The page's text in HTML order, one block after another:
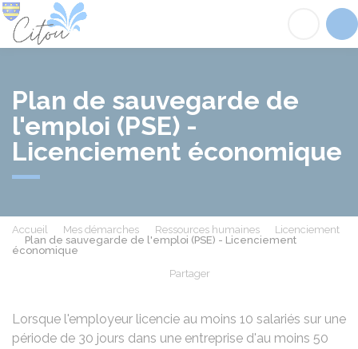
Plan de sauvegarde de
l'emploi (PSE) -
Licenciement économique
Accueil Mes démarches Ressources humaines
Licenciement
Plan de sauvegarde de l'emploi (PSE) - Licenciement
économique
Partager
Lorsque l'employeur licencie au moins 10 salariés sur une
période de 30 jours dans une entreprise d'au moins 50